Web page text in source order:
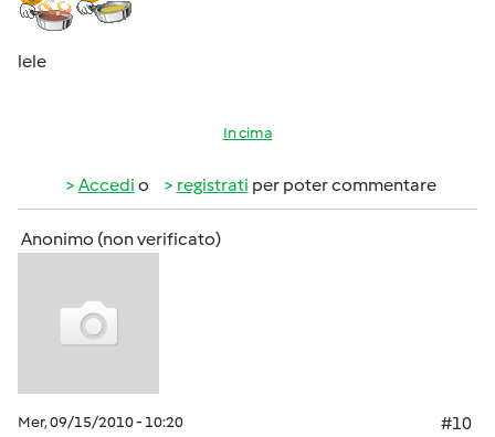
lele
In cima
Accedi o registrati per poter commentare
Anonimo (non verificato)
Mer, 09/15/2010 - 10:20
#10